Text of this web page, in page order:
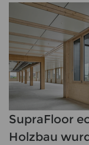
SupraFloor
Holzbau